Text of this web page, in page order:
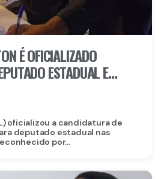
É OFICIALIZADO
ESTADUAL E
DO PL EM
oficializou a candidatura de
deputado estadual nas
por...